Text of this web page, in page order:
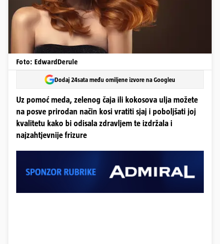
Foto: EdwardDerule
Dodaj 24sata među omiljene izvore na Googleu
Uz pomoć meda, zelenog čaja ili kokosova ulja možete
na posve prirodan način kosi vratiti sjaj i poboljšati joj
kvalitetu kako bi odisala zdravljem te izdržala i
najzahtjevnije frizure